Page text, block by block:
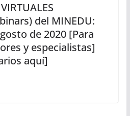
del MINEDU:
de 2020 [Para
y especialistas]
aquí]